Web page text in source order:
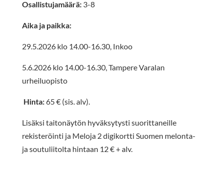
Osallistujamäärä:3-8
Aika ja paikka:
29.5.2026 klo 14.00-16.30, Inkoo
5.6.2026 klo 14.00-16.30, Tampere Varalan
urheiluopisto
Hinta:65 € (sis. alv).
Lisäksi taitonäytön hyväksytysti suorittaneille
rekisteröinti ja Meloja 2 digikortti Suomen melonta-
ja soutuliitolta hintaan 12 € + alv.